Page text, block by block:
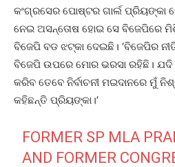
କଂଗ୍ରସେର ପୋଷ୍ଟର ଗାର୍ଲ ପ୍ରିୟଙ୍କା
ନେଇ ଅସନ୍ତୋଷ ହୋଇ ସେ ବିଜେପିରେ
ବିଜେପି ବଡ ଝଟ୍‌କା ଦେଇଛି। ‘ବିଜେପିର
ବିଜେପି ଉପରେ ମୋର ଭରସା ରହିଛି।
କରିବ ତେବେ ନିର୍ବାଚନୀ ମଇଦାନରେ ମୁଁ
କହିଛନ୍ତି ପ୍ରିୟଙ୍କା।’
FORMER SP MLA
AND FORMER